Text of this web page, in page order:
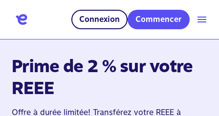
Connexion Commencer
Prime de 2 % sur votre
REEE
Offre à durée limitée! Transférez votre REEE à